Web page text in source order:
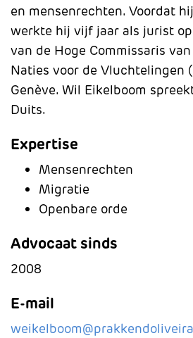
en mensenrechten. Voordat
werkte hij vijf jaar als jurist
van de Hoge Commissaris
Naties voor de Vluchtelingen (
Genève. Wil Eikelboom
Duits.
Expertise
Mensenrechten
Migratie
Openbare orde
Advocaat sinds
2008
E-mail